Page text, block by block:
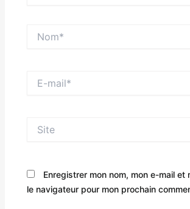
mail*
Enregistrer mon nom, mon e-mail et
le navigateur pour mon prochain